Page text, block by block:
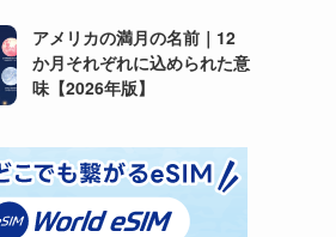
アメリカの満月の名前｜12
か月それぞれに込められた意
味【2026年版】